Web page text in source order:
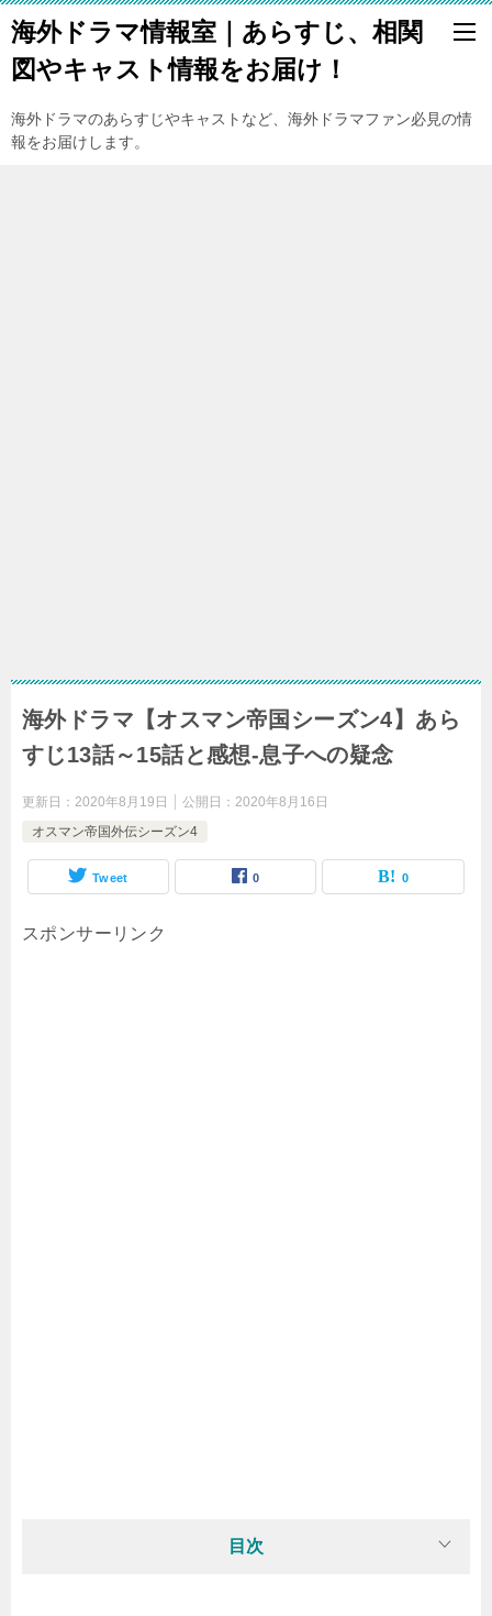
海外ドラマ情報室｜あらすじ、相関
図やキャスト情報をお届け！
海外ドラマのあらすじやキャストなど、海外ドラマファン必見の情
報をお届けします。
海外ドラマ【オスマン帝国シーズン4】あら
すじ13話～15話と感想-息子への疑念
更新日： 2020年8月19日 公開日： 2020年8月16日
オスマン帝国外伝シーズン4
Tweet 0 0
スポンサーリンク
目次